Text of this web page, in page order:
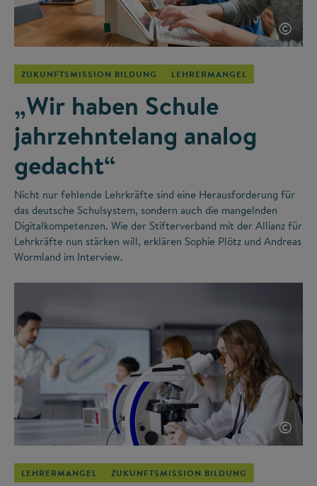
©
ZUKUNFTSMISSION BILDUNG LEHRERMANGEL
„Wir haben Schule
jahrzehntelang analog
gedacht“
Nicht nur fehlende Lehrkräfte sind eine Herausforderung für
das deutsche Schulsystem, sondern auch die mangelnden
Digitalkompetenzen. Wie der Stifterverband mit der Allianz für
Lehrkräfte nun stärken will, erklären Sophie Plötz und Andreas
Wormland im Interview.
©
LEHRERMANGEL ZUKUNFTSMISSION BILDUNG